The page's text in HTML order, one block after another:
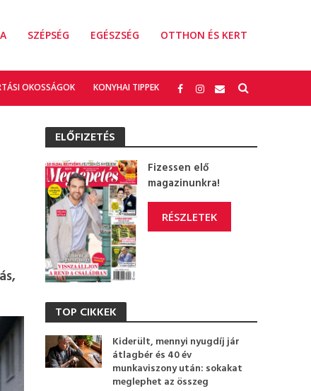
SZÉPSÉG EGÉSZSÉG OTTHON ÉS KERT
OKOSSÁGOK KONYHAI TIPPEK
ELŐFIZETÉS
Fizessen elő
magazinunkra!
RÉSZLETEK
TOP CIKKEK
Kiderült, mennyi nyugdíj jár
átlagbér és 40 év
munkaviszony után: sokakat
meglephet az összeg